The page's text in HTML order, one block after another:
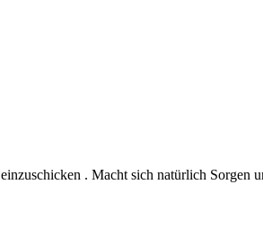
. Macht sich natürlich Sorgen